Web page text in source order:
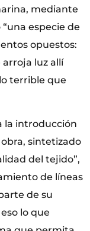
mediante
especie de
opuestos:
arroja luz allí
terrible que
la introducción
sintetizado
del tejido”,
de líneas
de su
lo que